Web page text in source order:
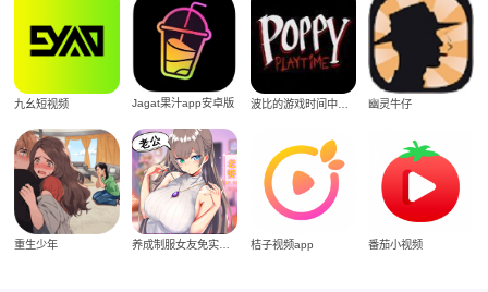
九幺短视频 Jagat果汁app安卓版 波比的游戏时间中文版 幽灵牛仔
重生少年 养成制服女友免实名制安装 桔子视频app 番茄小视频